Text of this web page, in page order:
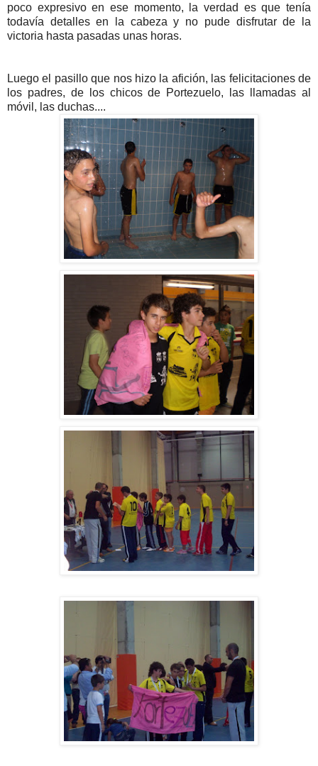
poco expresivo en ese momento, la verdad es que tenía
todavía detalles en la cabeza y no pude disfrutar de la
victoria hasta pasadas unas horas.
Luego el pasillo que nos hizo la afición, las felicitaciones de
los padres, de los chicos de Portezuelo, las llamadas al
móvil, las duchas....